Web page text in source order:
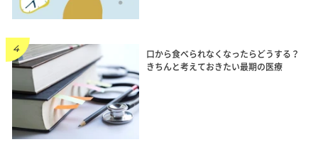
口から食べられなくなったらどうする？
きちんと考えておきたい最期の医療